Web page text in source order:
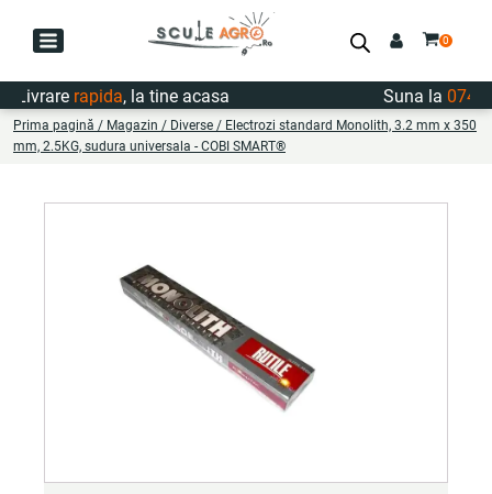
rapida, la tine acasa Suna la
Prima pagină / Magazin / Diverse / Electrozi standard Monolith, 3.2 mm x 350
mm, 2.5KG, sudura universala - COBI SMART®